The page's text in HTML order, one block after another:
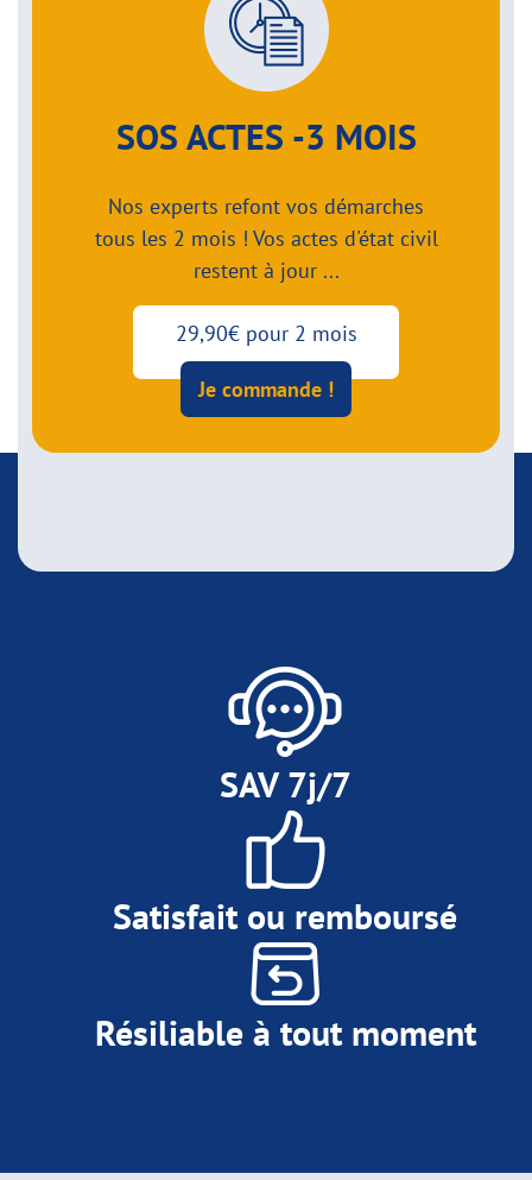
SOS ACTES -3 MOIS
Nos experts refont vos démarches
tous les 2 mois ! Vos actes d'état civil
restent à jour ...
29,90€ pour 2 mois
Je commande !
SAV 7j/7
Satisfait ou remboursé
Résiliable à tout moment